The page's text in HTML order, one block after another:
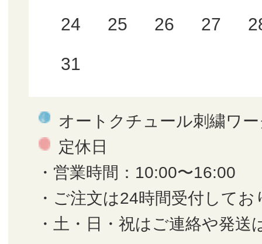
24 25 26 27
31
オートクチュール刺繍ワ
定休日
・営業時間：10:00〜16:00
・ご注文は24時間受付してお
・土・日・祝はご連絡や発送